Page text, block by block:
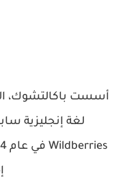
لغة إنجليزية